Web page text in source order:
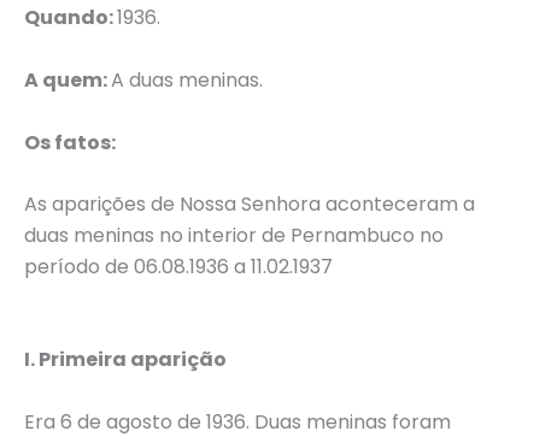
Quando:1936.
A quem:A duas meninas.
Os fatos:
As aparições de Nossa Senhora aconteceram a
duas meninas no interior de Pernambuco no
período de 06.08.1936 a 11.02.1937
I. Primeira aparição
Era 6 de agosto de 1936. Duas meninas foram